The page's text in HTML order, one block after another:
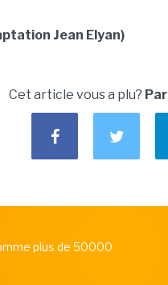
Jean Elyan)
Cet article vous a plu?
plus de 50000